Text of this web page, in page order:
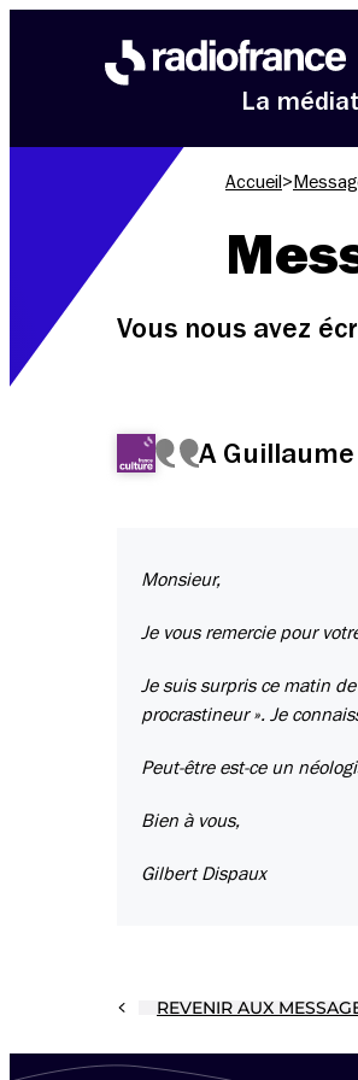
La
Accueil >
Vous nous avez
A
Monsieur,
Je vous remercie pour
Je suis surpris ce matin
procrastineur ». Je
Peut-être est-ce un
Bien à vous,
Gilbert Dispaux
REVENIR AUX